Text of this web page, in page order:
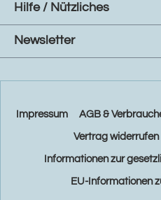
Hilfe / Nützliches
Newsletter
Impressum AGB &
Vertrag widerrufen
Informationen zur
EU-Informationen